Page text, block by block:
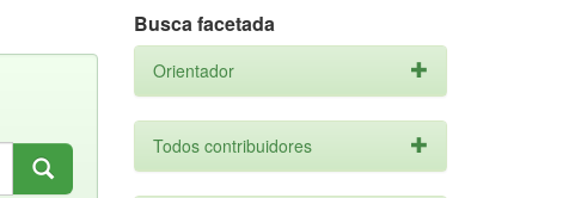
Busca facetada
Orientador
Todos contribuidores